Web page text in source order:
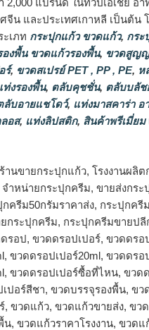
แบรนด์ ในทวีปเอเชีย อา
จีน และประเทศเกาหลี เป็นต้น
เภท กระปุกแก้ว ขวดแก้ว, กระ
องพื้น ขวดแก้วรองพื้น, ขวดสูญ
ร์, ขวดสเปรย์ PET , PP , PE, ห
ท่งรองพื้น, ตลับคุชชั่น, ตลับบลัช
ลับอายแชโดว์, แท่งมาสคาร่า อ
อส, แท่งลิปสติก, สินค้าพรีเมี่ยม
านขายกระปุกแก้ว, โรงงานผลิ
ำหน่ายกระปุกครีม, ขายส่งกระ
ครีม50กรัมราคาส่ง, กระปุกครี
กระปุกครีม, กระปุกครีมขายป
รอป, ขวดดรอปเปอร์, ขวดดรอ
ขวดดรอปเปอร์20ml, ขวดดรอ
ขวดดรอปเปอร์ซื้อที่ไหน, ขวด
ปอร์สีชา, ขวดบรรจุรองพื้น, ขว
, ขวดแก้ว, ขวดแก้วขายส่ง, ขว
น, ขวดแก้วราคาโรงงาน, ขวดแ